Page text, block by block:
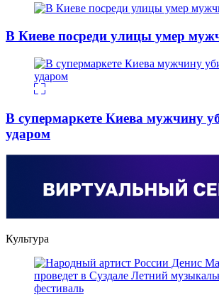
В Киеве посреди улицы умер
В супермаркете Киева мужчину
ударом
Культура